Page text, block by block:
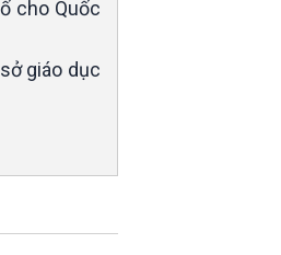
cho Quốc
giáo dục